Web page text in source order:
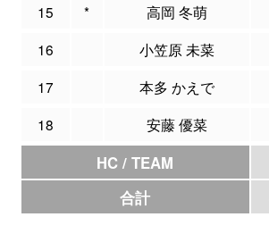
15
* 高岡 冬萌
16
小笠原 未菜
17
本多 かえで
18
安藤 優菜
HC / TEAM
合計